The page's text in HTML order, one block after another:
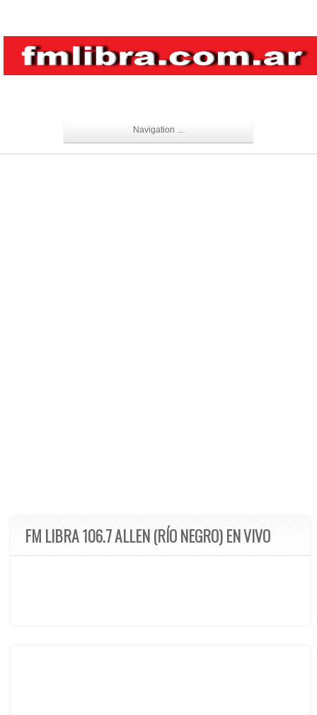
Navigation ...
FM LIBRA 106.7 ALLEN (RÍO NEGRO) EN VIVO